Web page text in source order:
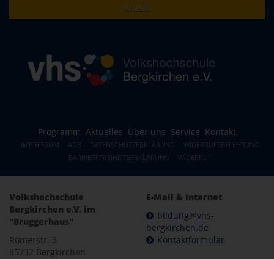
Musik
Programm Aktuelles Über uns Service Kontakt
IMPRESSUM AGB DATENSCHUTZERKLÄRUNG
WIDERRUFSBELEHRUNG
BARRIEREFREIHEITSERKLÄRUNG
WIDERRUF
Volkshochschule
Bergkirchen e.V. im
"Bruggerhaus"
Römerstr. 3
85232 Bergkirchen
E-Mail & Internet
bildung@vhs-
bergkirchen.de
Kontaktformular